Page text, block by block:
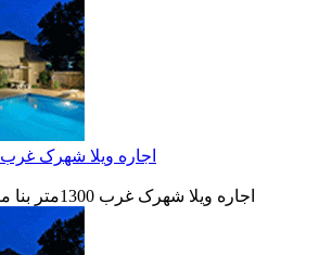
اجاره ویلا شهرک غرب 1300متربنا مسکونی
اجاره ویلا شهرک غرب 1300متر بنا مناسب مسکونی و اجا